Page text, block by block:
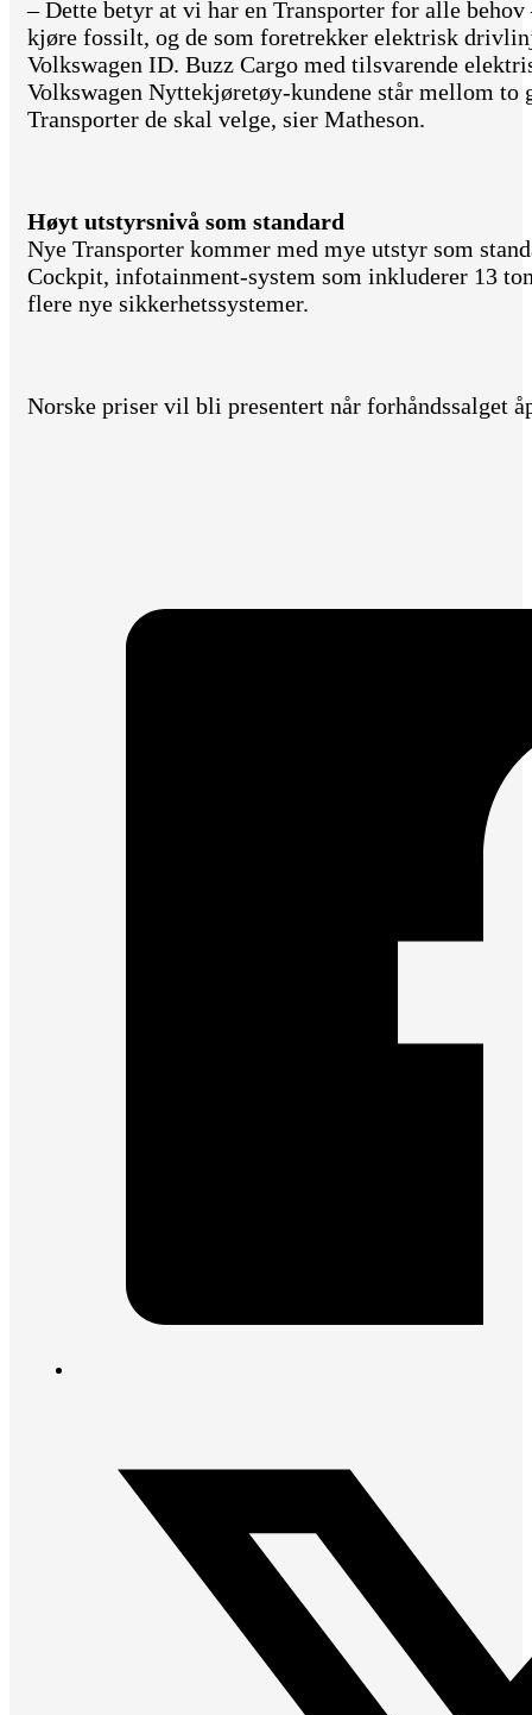
– Dette betyr at vi har en Transporter for alle
kjøre fossilt, og de som foretrekker elektrisk
Volkswagen ID. Buzz Cargo med tilsvarende
Volkswagen Nyttekjøretøy-kundene står mellom
Transporter de skal velge, sier Matheson.
Høyt utstyrsnivå som standard
Nye Transporter kommer med mye utstyr som
Cockpit, infotainment-system som inkluderer 13
flere nye sikkerhetssystemer.
Norske priser vil bli presentert når forhåndssalget